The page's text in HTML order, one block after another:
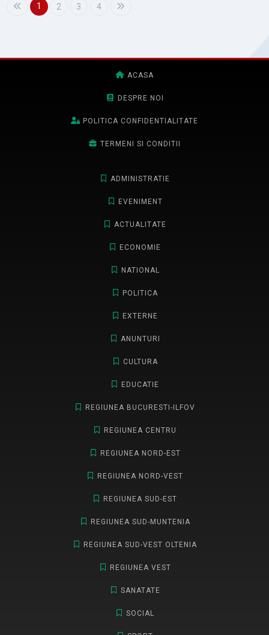
1 2 3 4
ACASA
DESPRE NOI
POLITICA CONFIDENTIALITATE
TERMENI SI CONDITII
ADMINISTRATIE
EVENIMENT
ACTUALITATE
ECONOMIE
NATIONAL
POLITICA
EXTERNE
ANUNTURI
CULTURA
EDUCATIE
REGIUNEA BUCURESTI-ILFOV
REGIUNEA CENTRU
REGIUNEA NORD-EST
REGIUNEA NORD-VEST
REGIUNEA SUD-EST
REGIUNEA SUD-MUNTENIA
REGIUNEA SUD-VEST OLTENIA
REGIUNEA VEST
SANATATE
SOCIAL